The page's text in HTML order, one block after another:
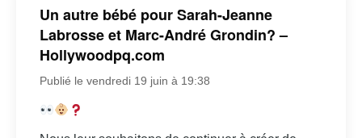
Un autre bébé pour Sarah-Jeanne
Labrosse et Marc-André Grondin? –
Hollywoodpq.com
Publié le vendredi 19 juin à 19:38